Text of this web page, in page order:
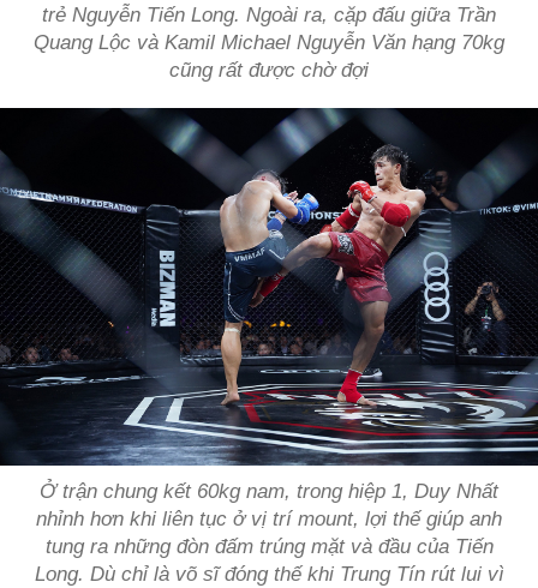
trẻ Nguyễn Tiến Long. Ngoài ra, cặp đấu giữa Trần
Quang Lộc và Kamil Michael Nguyễn Văn hạng 70kg
cũng rất được chờ đợi
Ở trận chung kết 60kg nam, trong hiệp 1, Duy Nhất
nhỉnh hơn khi liên tục ở vị trí mount, lợi thế giúp anh
tung ra những đòn đấm trúng mặt và đầu của Tiến
Long. Dù chỉ là võ sĩ đóng thế khi Trung Tín rút lui vì